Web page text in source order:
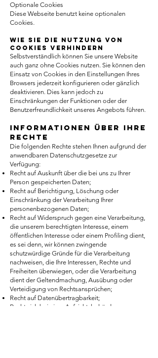
Optionale Cookies
Diese Webseite benutzt keine optionalen
Cookies.
Wie Sie die Nutzung von
Cookies verhindern
Selbstverständlich können Sie unsere Website
auch ganz ohne Cookies nutzen. Sie können den
Einsatz von Cookies in den Einstellungen Ihres
Browsers jederzeit konfigurieren oder gänzlich
deaktivieren. Dies kann jedoch zu
Einschränkungen der Funktionen oder der
Benutzerfreundlichkeit unseres Angebots führen.
Informationen über Ihre
Rechte
Die folgenden Rechte stehen Ihnen aufgrund der
anwendbaren Datenschutzgesetze zur
Verfügung:
Recht auf Auskunft über die bei uns zu Ihrer
Person gespeicherten Daten;
Recht auf Berichtigung, Löschung oder
Einschränkung der Verarbeitung Ihrer
personenbezogenen Daten;
Recht auf Widerspruch gegen eine Verarbeitung,
die unserem berechtigten Interesse, einem
öffentlichen Interesse oder einem Profiling dient,
es sei denn, wir können zwingende
schutzwürdige Gründe für die Verarbeitung
nachweisen, die Ihre Interessen, Rechte und
Freiheiten überwiegen, oder die Verarbeitung
dient der Geltendmachung, Ausübung oder
Verteidigung von Rechtsansprüchen;
Recht auf Datenübertragbarkeit;
Recht sich bei einer Aufsichtsbehörde zu